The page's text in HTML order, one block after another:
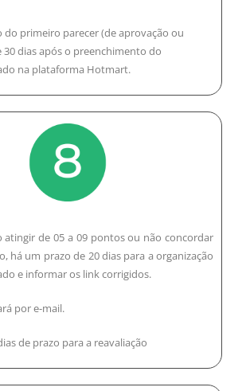
do primeiro parecer (de aprovação ou
30 dias após o preenchimento do
na plataforma Hotmart.
atingir de 05 a 09 pontos ou não concordar
há um prazo de 20 dias para a organização
e informar os link corrigidos.
por e-mail.
de prazo para a reavaliação